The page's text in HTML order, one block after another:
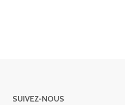
SUIVEZ-NOUS